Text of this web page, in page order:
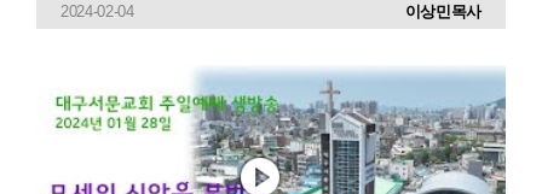
2024-02-04 이상민목사